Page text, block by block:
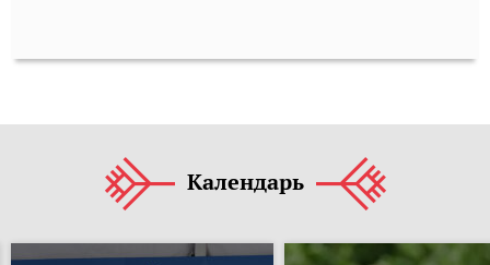
Календарь